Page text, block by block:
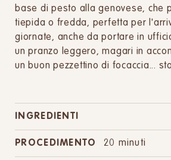
base di pesto alla genovese, che
tiepida o fredda, perfetta per
giornate, anche da portare in
un pranzo leggero, magari in
un buon pezzettino di focaccia...
INGREDIENTI
PROCEDIMENTO 20 minuti